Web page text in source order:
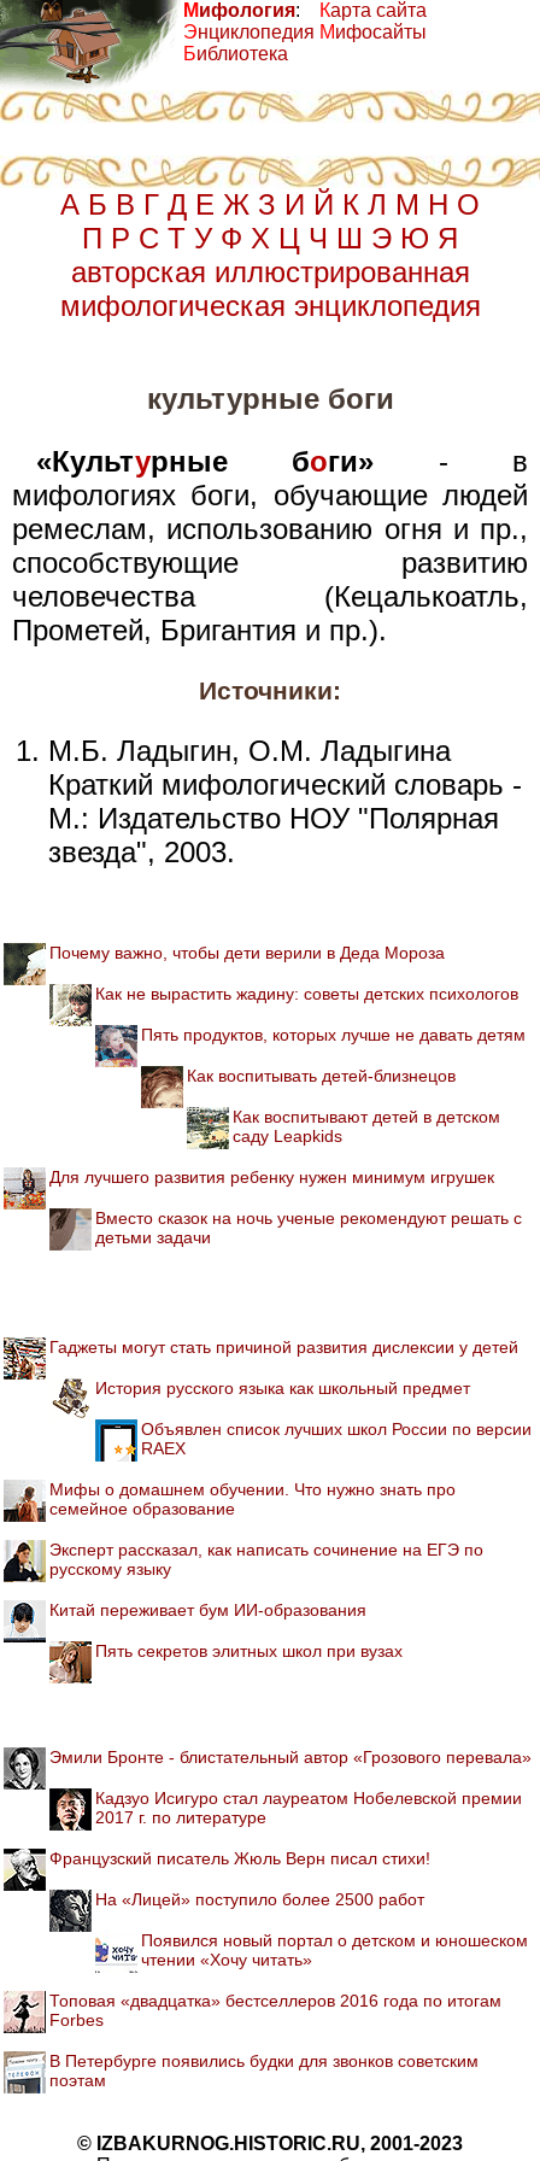
Мифология:
Энциклопедия
Библиотека
Карта сайта
Мифосайты
А Б В Г Д Е Ж З И Й К Л М Н О
П Р С Т У Ф Х Ц Ч Ш Э Ю Я
авторская иллюстрированная
мифологическая энциклопедия
культурные боги
«Культурные боги» - в
мифологиях боги, обучающие людей
ремеслам, использованию огня и пр.,
способствующие развитию
человечества (Кецалькоатль,
Прометей, Бригантия и пр.).
Источники:
М.Б. Ладыгин, О.М. Ладыгина
Краткий мифологический словарь -
М.: Издательство НОУ "Полярная
звезда", 2003.
Почему важно, чтобы дети верили в Деда Мороза
Как не вырастить жадину: советы детских психологов
Пять продуктов, которых лучше не давать детям
Как воспитывать детей-близнецов
Как воспитывают детей в детском
саду Leapkids
Для лучшего развития ребенку нужен минимум игрушек
Вместо сказок на ночь ученые рекомендуют решать с
детьми задачи
Гаджеты могут стать причиной развития дислексии у детей
История русского языка как школьный предмет
Объявлен список лучших школ России по версии
RAEX
Мифы о домашнем обучении. Что нужно знать про
семейное образование
Эксперт рассказал, как написать сочинение на ЕГЭ по
русскому языку
Китай переживает бум ИИ-образования
Пять секретов элитных школ при вузах
Эмили Бронте - блистательный автор «Грозового перевала»
Кадзуо Исигуро стал лауреатом Нобелевской премии
2017 г. по литературе
Французский писатель Жюль Верн писал стихи!
На «Лицей» поступило более 2500 работ
Появился новый портал о детском и юношеском
чтении «Хочу читать»
Топовая «двадцатка» бестселлеров 2016 года по итогам
Forbes
В Петербурге появились будки для звонков советским
поэтам
© IZBAKURNOG.HISTORIC.RU, 2001-2023